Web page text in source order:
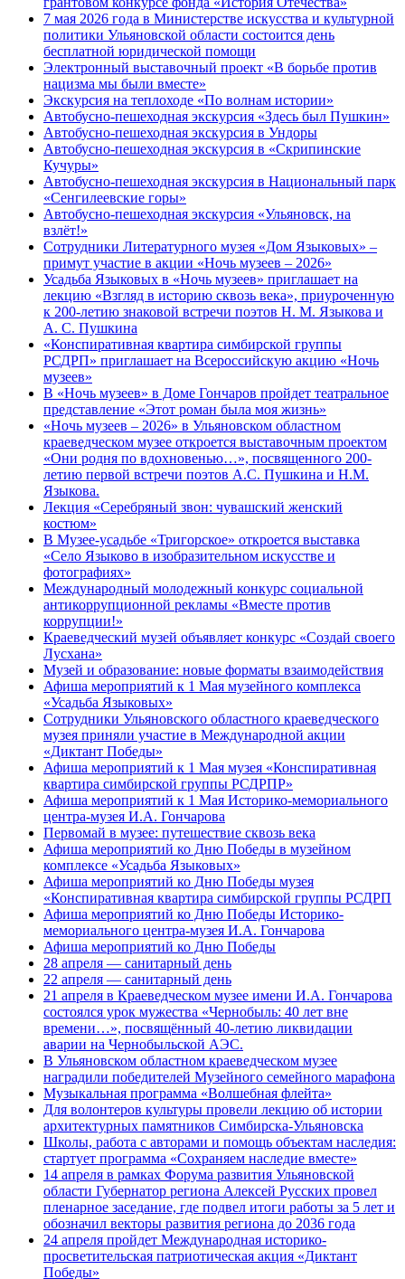
7 мая 2026 года в Министерстве искусства и культурной
политики Ульяновской области состоится день
бесплатной юридической помощи
Электронный выставочный проект «В борьбе против
нацизма мы были вместе»
Экскурсия на теплоходе «По волнам истории»
Автобусно-пешеходная экскурсия «Здесь был Пушкин»
Автобусно-пешеходная экскурсия в Ундоры
Автобусно-пешеходная экскурсия в «Скрипинские
Кучуры»
Автобусно-пешеходная экскурсия в Национальный парк
«Сенгилеевские горы»
Автобусно-пешеходная экскурсия «Ульяновск, на
взлёт!»
Сотрудники Литературного музея «Дом Языковых» –
примут участие в акции «Ночь музеев – 2026»
Усадьба Языковых в «Ночь музеев» приглашает на
лекцию «Взгляд в историю сквозь века», приуроченную
к 200-летию знаковой встречи поэтов Н. М. Языкова и
А. С. Пушкина
«Конспиративная квартира симбирской группы
РСДРП» приглашает на Всероссийскую акцию «Ночь
музеев»
В «Ночь музеев» в Доме Гончаров пройдет театральное
представление «Этот роман была моя жизнь»
«Ночь музеев – 2026» в Ульяновском областном
краеведческом музее откроется выставочным проектом
«Они родня по вдохновенью…», посвященного 200-
летию первой встречи поэтов А.С. Пушкина и Н.М.
Языкова.
Лекция «Серебряный звон: чувашский женский
костюм»
В Музее-усадьбе «Тригорское» откроется выставка
«Село Языково в изобразительном искусстве и
фотографиях»
Международный молодежный конкурс социальной
антикоррупционной рекламы «Вместе против
коррупции!»
Краеведческий музей объявляет конкурс «Создай своего
Лусхана»
Музей и образование: новые форматы взаимодействия
Афиша мероприятий к 1 Мая музейного комплекса
«Усадьба Языковых»
Сотрудники Ульяновского областного краеведческого
музея приняли участие в Международной акции
«Диктант Победы»
Афиша мероприятий к 1 Мая музея «Конспиративная
квартира симбирской группы РСДРПР»
Афиша мероприятий к 1 Мая Историко-мемориального
центра-музея И.А. Гончарова
Первомай в музее: путешествие сквозь века
Афиша мероприятий ко Дню Победы в музейном
комплексе «Усадьба Языковых»
Афиша мероприятий ко Дню Победы музея
«Конспиративная квартира симбирской группы РСДРП
Афиша мероприятий ко Дню Победы Историко-
мемориального центра-музея И.А. Гончарова
Афиша мероприятий ко Дню Победы
28 апреля — санитарный день
22 апреля — санитарный день
21 апреля в Краеведческом музее имени И.А. Гончарова
состоялся урок мужества «Чернобыль: 40 лет вне
времени…», посвящённый 40-летию ликвидации
аварии на Чернобыльской АЭС.
В Ульяновском областном краеведческом музее
наградили победителей Музейного семейного марафона
Музыкальная программа «Волшебная флейта»
Для волонтеров культуры провели лекцию об истории
архитектурных памятников Симбирска-Ульяновска
Школы, работа с авторами и помощь объектам наследия:
стартует программа «Сохраняем наследие вместе»
14 апреля в рамках Форума развития Ульяновской
области Губернатор региона Алексей Русских провел
пленарное заседание, где подвел итоги работы за 5 лет и
обозначил векторы развития региона до 2036 года
24 апреля пройдет Международная историко-
просветительская патриотическая акция «Диктант
Победы»